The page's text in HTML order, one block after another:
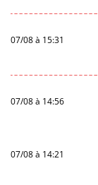
07/08 à 15:31
07/08 à 14:56
07/08 à 14:21